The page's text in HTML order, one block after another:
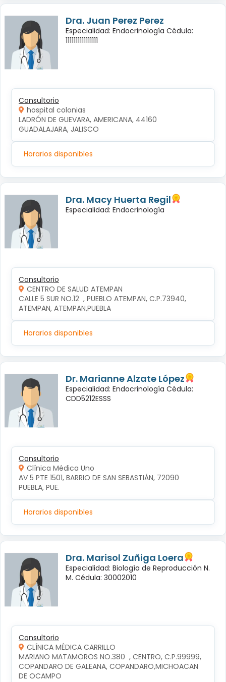
Dra. Juan Perez Perez
Especialidad: Endocrinología Cédula:
1111111111111111
Consultorio
hospital colonias
LADRÓN DE GUEVARA, AMERICANA, 44160
GUADALAJARA, JALISCO
Horarios disponibles
Dra. Macy Huerta Regil
Especialidad: Endocrinología
Consultorio
CENTRO DE SALUD ATEMPAN
CALLE 5 SUR NO.12  , PUEBLO ATEMPAN, C.P.73940,
ATEMPAN, ATEMPAN,PUEBLA
Horarios disponibles
Dr. Marianne Alzate López
Especialidad: Endocrinología Cédula:
CDD5212ESSS
Consultorio
Clínica Médica Uno
AV 5 PTE 1501, BARRIO DE SAN SEBASTIÁN, 72090
PUEBLA, PUE.
Horarios disponibles
Dra. Marisol Zuñiga Loera
Especialidad: Biología de Reproducción N.
M. Cédula: 30002010
Consultorio
CLÍNICA MÉDICA CARRILLO
MARIANO MATAMOROS NO.380  , CENTRO, C.P.99999,
COPANDARO DE GALEANA, COPANDARO,MICHOACAN
DE OCAMPO